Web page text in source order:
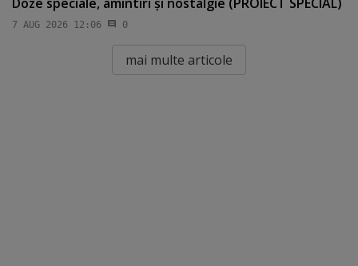
7 AUG 2026 12:06 0
mai multe articole